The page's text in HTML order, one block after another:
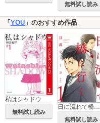
無料試し読み
「 YOU 」のおすすめ作品
私はシャドウ
無料試し読み
日に流れて橋に行く
無料試し読み